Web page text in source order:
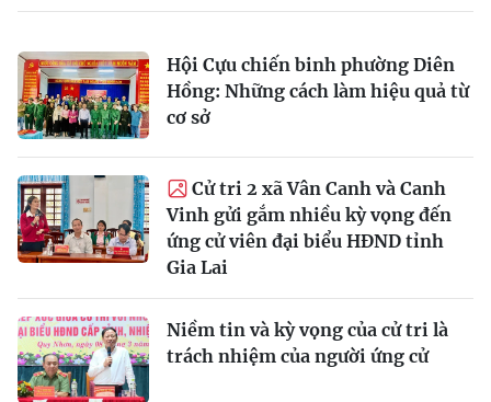
Hội Cựu chiến binh phường Diên
Hồng: Những cách làm hiệu quả từ
cơ sở
Cử tri 2 xã Vân Canh và Canh
Vinh gửi gắm nhiều kỳ vọng đến
ứng cử viên đại biểu HĐND tỉnh
Gia Lai
Niềm tin và kỳ vọng của cử tri là
trách nhiệm của người ứng cử